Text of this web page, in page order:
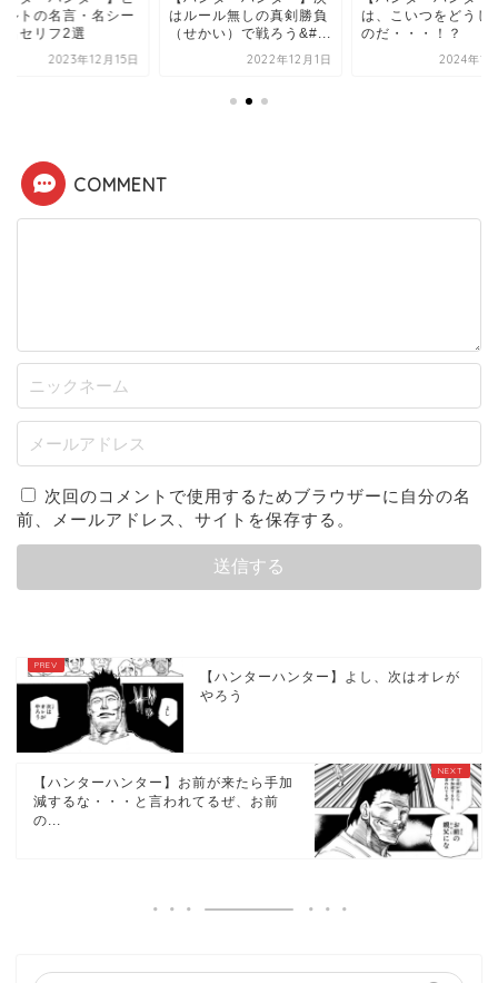
ルトの名言・名シー
名セリフ2選
2023年12月15日
はルール無しの真剣勝負
（せかい）で戦ろう&#...
2022年12月1日
は、こいつをどうし
のだ・・・！？
2024年1
COMMENT
次回のコメントで使用するためブラウザーに自分の名
前、メールアドレス、サイトを保存する。
【ハンターハンター】よし、次はオレが
やろう
【ハンターハンター】お前が来たら手加
減するな・・・と言われてるぜ、お前
の...